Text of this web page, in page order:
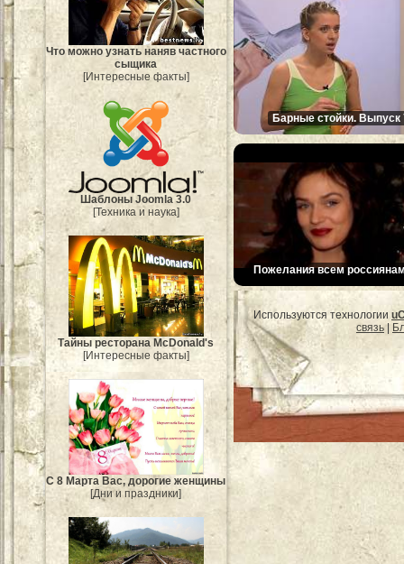
Что можно узнать наняв частного
сыщика
[Интересные факты]
Шаблоны Joomla 3.0
[Техника и наука]
Тайны ресторана McDonald's
[Интересные факты]
С 8 Марта Вас, дорогие женщины
[Дни и праздники]
Барные стойки. Выпуск
Пожелания всем
Используются технологии
связь